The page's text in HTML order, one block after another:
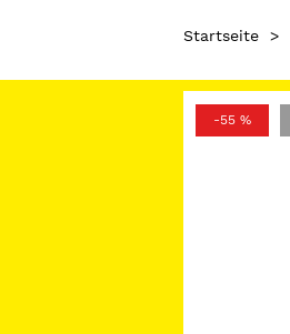
Startseite >
-55 %